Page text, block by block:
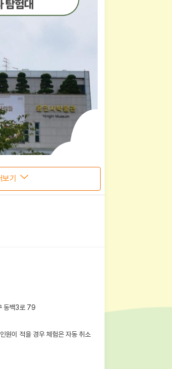
기
동백3로 79
원이 적을 경우 체험은 자동 취소